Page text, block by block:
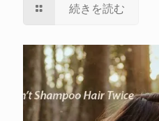
続きを読む